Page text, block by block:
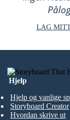
LAG
Hjelp
Hjelp og vanlige
Storyboard Creator
Hvordan skrive ut